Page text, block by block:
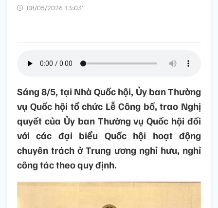
08/05/2026 13:03’
Sáng 8/5, tại Nhà Quốc hội, Ủy ban Thường
vụ Quốc hội tổ chức Lễ Công bố, trao Nghị
quyết của Ủy ban Thường vụ Quốc hội đối
với các đại biểu Quốc hội hoạt động
chuyên trách ở Trung ương nghỉ hưu, nghỉ
công tác theo quy định.